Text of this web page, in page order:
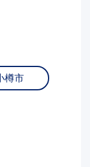
樽市